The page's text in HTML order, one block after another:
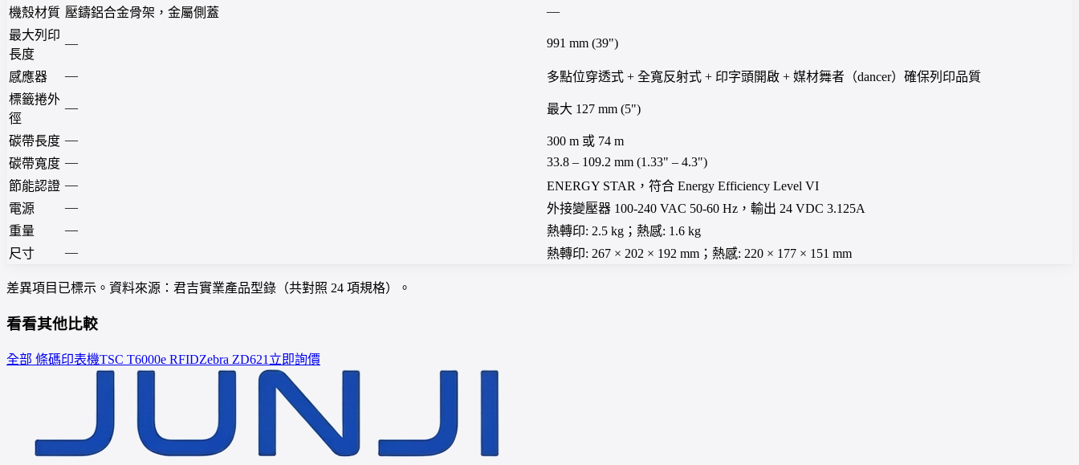
機殼材質 壓鑄鋁合金骨架，金屬側蓋
—
最大列印
長度
— 991 mm (39")
感應器 —
多點位穿透式 + 全寬反射式 + 印字頭開啟 + 媒材舞者（dancer）確保列印品質
標籤捲外
徑
— 最大 127 mm (5")
碳帶長度 —
300 m 或 74 m
碳帶寬度 —
33.8 – 109.2 mm (1.33" – 4.3")
節能認證 —
ENERGY STAR，符合 Energy Efficiency Level VI
電源
—
外接變壓器 100-240 VAC 50-60 Hz，輸出 24 VDC 3.125A
重量
—
熱轉印: 2.5 kg；熱感: 1.6 kg
尺寸
— 熱轉印: 267 × 202 × 192 mm；熱感: 220 × 177 × 151 mm
差異項目已標示。資料來源：君吉實業產品型錄（共對照 24 項規格）。
看看其他比較
全部 條碼印表機TSC T6000e RFIDZebra ZD621 立即詢價